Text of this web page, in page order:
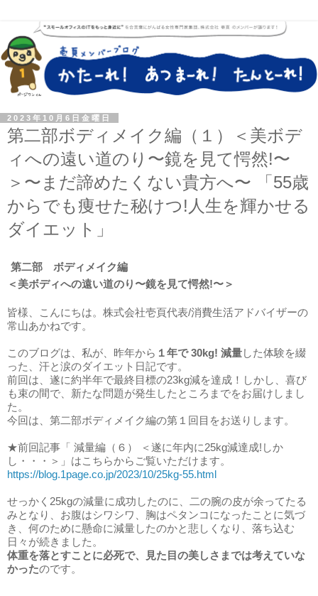
2023年10月6日金曜日
第二部ボディメイク編（１）＜美ボデ
ィへの遠い道のり〜鏡を見て愕然!〜
＞〜まだ諦めたくない貴方へ〜 「55歳
からでも痩せた秘けつ!人生を輝かせる
ダイエット」
第二部 ボディメイク編
＜美ボディへの遠い道のり〜鏡を見て愕然!〜＞
皆様、こんにちは。株式会社壱頁代表/消費生活アドバイザーの
常山あかねです。
このブログは、私が、昨年から １年で 30kg! 減量した体験を綴
った、汗と涙のダイエット日記です。
前回は、遂に約半年で最終目標の23kg減を達成！しかし、喜び
も束の間で、新たな問題が発生したところまでをお届けしまし
た。
今回は、第二部ボディメイク編の第１回目をお送りします。
★前回記事「 減量編（６）
＜遂に年内に25kg減達成!しか
し・・・＞ 」 はこちらからご覧いただけます。
https://blog.1page.co.jp/2023/10/25kg-55.html
せっかく25kgの減量に成功したのに、二の腕の皮が余ってたる
みとなり、 お腹はシワシワ、胸はペタンコになったことに気づ
き、何のために懸命に減量したのかと悲しくなり、落ち込む
日々が続きました。
体重を落とすことに必死で、見た目の美しさまでは考えていな
かったのです。